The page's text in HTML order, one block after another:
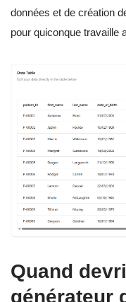
données et de création
pour quiconque travaille
Quand
générateur